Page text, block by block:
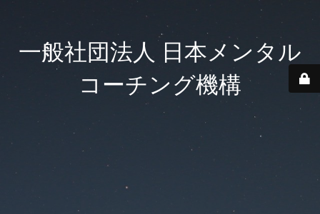
一般社団法人 日本メンタル
コーチング機構